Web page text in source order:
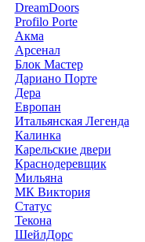
DreamDoors
Profilo Porte
Акма
Арсенал
Блок Мастер
Дариано Порте
Дера
Европан
Итальянская Легенда
Калинка
Карельские двери
Краснодеревщик
Мильяна
МК Виктория
Статус
Текона
ШейлДорс